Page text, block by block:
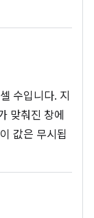
수입니다. 지
맞춰진 창에
값은 무시됩